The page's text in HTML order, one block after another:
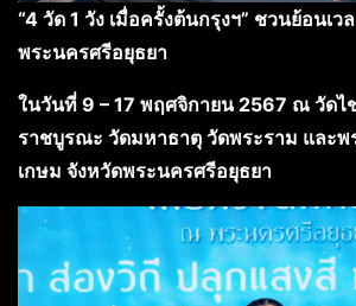
“4 วัด 1 วัง เมื่อครั้งต้นกรุงฯ” ชวนย้อนเ
พระนครศรีอยุธยา
ในวันที่ 9 – 17 พฤศจิกายน 2567 ณ วัด
ราชบูรณะ วัดมหาธาตุ วัดพระราม และพ
เกษม จังหวัดพระนครศรีอยุธยา